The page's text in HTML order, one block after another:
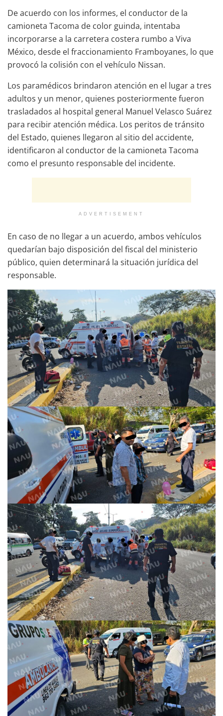
De acuerdo con los informes, el conductor de la
camioneta Tacoma de color guinda, intentaba
incorporarse a la carretera costera rumbo a Viva
México, desde el fraccionamiento Framboyanes, lo que
provocó la colisión con el vehículo Nissan.
Los paramédicos brindaron atención en el lugar a tres
adultos y un menor, quienes posteriormente fueron
trasladados al hospital general Manuel Velasco Suárez
para recibir atención médica. Los peritos de tránsito
del Estado, quienes llegaron al sitio del accidente,
identificaron al conductor de la camioneta Tacoma
como el presunto responsable del incidente.
ADVERTISEMENT
En caso de no llegar a un acuerdo, ambos vehículos
quedarían bajo disposición del fiscal del ministerio
público, quien determinará la situación jurídica del
responsable.